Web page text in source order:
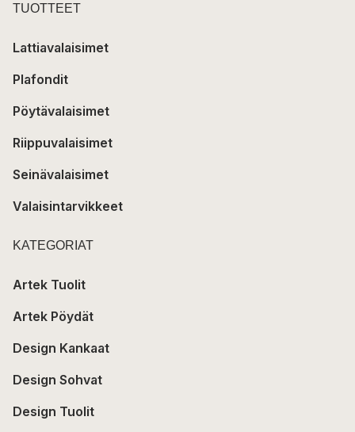
TUOTTEET
Lattiavalaisimet
Plafondit
Pöytävalaisimet
Riippuvalaisimet
Seinävalaisimet
Valaisintarvikkeet
KATEGORIAT
Artek Tuolit
Artek Pöydät
Design Kankaat
Design Sohvat
Design Tuolit